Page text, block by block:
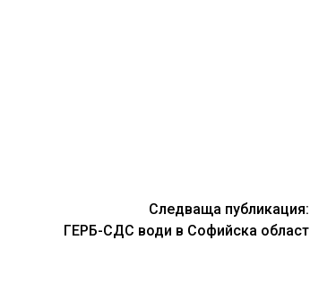
Следваща публикация:
ГЕРБ-СДС води в Софийска област